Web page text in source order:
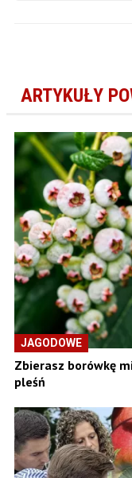
ARTYKUŁY
JAGODOWE
Zbierasz borówkę
pleśń